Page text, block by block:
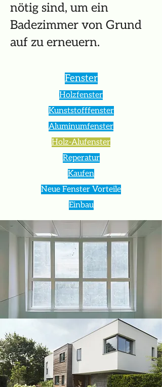
nötig sind, um ein
Badezimmer von Grund
auf zu erneuern.
Fenster
Holzfenster
Kunststofffenster
Aluminumfenster
Holz-Alufenster
Reperatur
Kaufen
Neue Fenster Vorteile
Einbau